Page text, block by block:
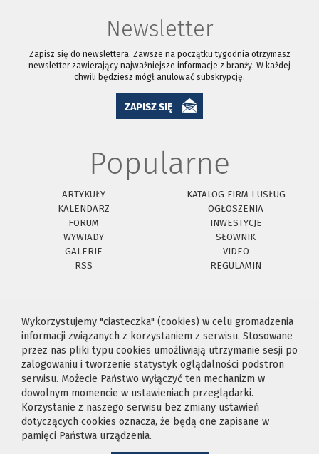
Newsletter
Zapisz się do newslettera. Zawsze na początku tygodnia otrzymasz
newsletter zawierający najważniejsze informacje z branży. W każdej
chwili będziesz mógł anulować subskrypcję.
ZAPISZ SIĘ
Popularne
ARTYKUŁY
KATALOG FIRM I USŁUG
KALENDARZ
OGŁOSZENIA
FORUM
INWESTYCJE
WYWIADY
SŁOWNIK
GALERIE
VIDEO
RSS
REGULAMIN
Wykorzystujemy "ciasteczka" (cookies) w celu gromadzenia
informacji związanych z korzystaniem z serwisu. Stosowane
przez nas pliki typu cookies umożliwiają utrzymanie sesji po
zalogowaniu i tworzenie statystyk oglądalności podstron
serwisu. Możecie Państwo wyłączyć ten mechanizm w
dowolnym momencie w ustawieniach przeglądarki.
Korzystanie z naszego serwisu bez zmiany ustawień
dotyczących cookies oznacza, że będą one zapisane w
pamięci Państwa urządzenia.